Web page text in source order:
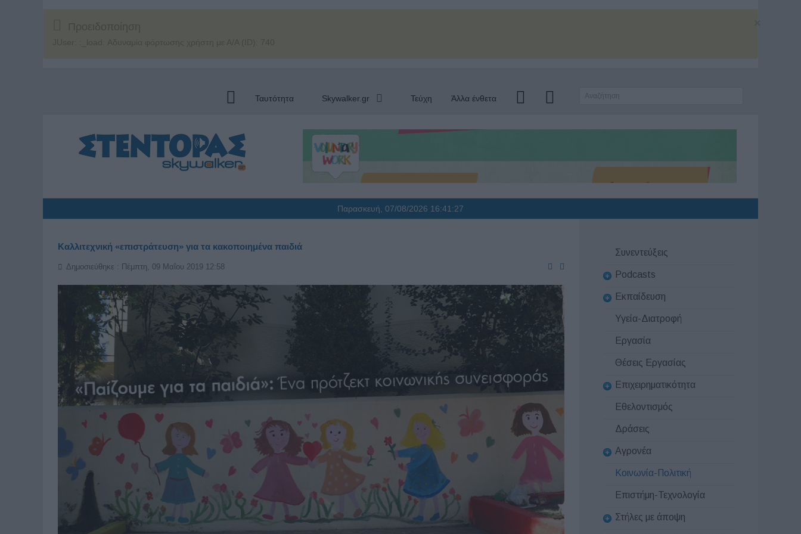
Προειδοποίηση
JUser: :_load: Αδυναμία φόρτωσης χρήστη με Α/Α (ID): 740
Ταυτότητα Skywalker.gr Τεύχη Άλλα ένθετα
Παρασκευή, 07/08/2026 16:41:28
Καλλιτεχνική «επιστράτευση» για τα κακοποιημένα παιδιά
Δημοσιεύθηκε : Πέμπτη, 09 Μαΐου 2019 12:58
Συνεντεύξεις
Podcasts
Εκπαίδευση
Υγεία-Διατροφή
Εργασία
Θέσεις Εργασίας
Επιχειρηματικότητα
Εθελοντισμός
Δράσεις
Αγρονέα
Κοινωνία-Πολιτική
Επιστήμη-Τεχνολογία
Στήλες με άποψη